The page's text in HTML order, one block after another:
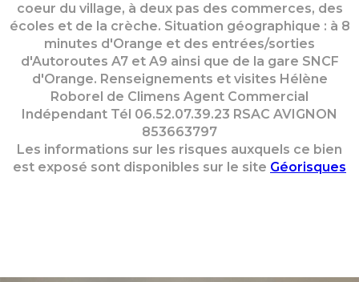
coeur du village, à deux pas des commerces, des
écoles et de la crèche. Situation géographique : à 8
minutes d'Orange et des entrées/sorties
d'Autoroutes A7 et A9 ainsi que de la gare SNCF
d'Orange. Renseignements et visites Hélène
Roborel de Climens Agent Commercial
Indépendant Tél 06.52.07.39.23 RSAC AVIGNON
853663797
Les informations sur les risques auxquels ce bien
est exposé sont disponibles sur le site Géorisques